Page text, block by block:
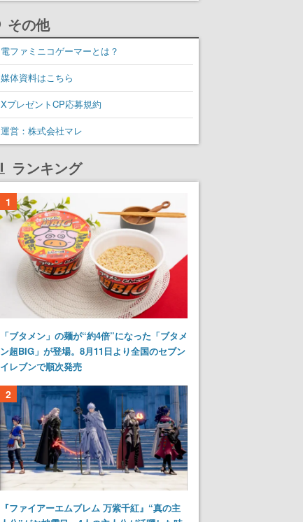
その他
電ファミニコゲーマーとは？
媒体資料はこちら
XプレゼントCP応募規約
運営：株式会社マレ
ランキング
1
「ブタメン」の麺が“約4倍”になった「ブタメ
ン超BIG」が登場。8月11日より全国のセブン
イレブンで順次発売
2
『ファイアーエムブレム 万紫千紅』“真の主